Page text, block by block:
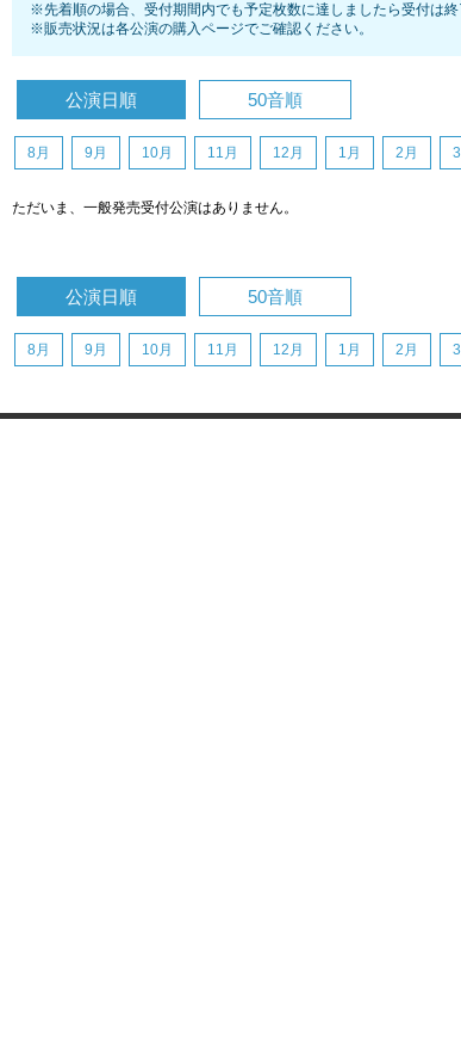
※先着順の場合、受付期間内でも予定枚数に達しましたら受付は終
※販売状況は各公演の購入ページでご確認ください。
公演日順 50音順
8月 9月 10月 11月 12月 1月 2月
ただいま、一般発売受付公演はありません。
公演日順 50音順
8月 9月 10月 11月 12月 1月 2月